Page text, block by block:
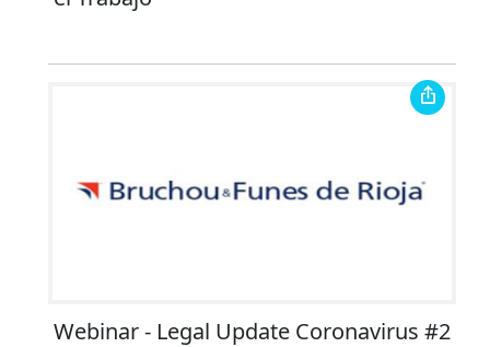
Webinar - Legal Update Coronavirus #2